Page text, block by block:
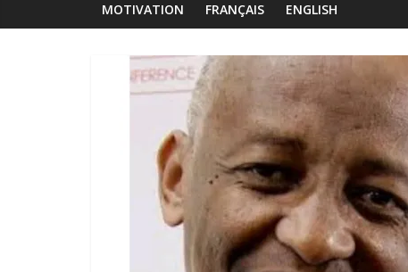
MOTIVATION FRANÇAIS ENGLISH